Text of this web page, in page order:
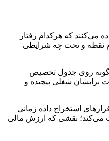
می‌کنند که هرکدام رفتار
نقطه و تحت چه شرایطی
چگونه روی جدول تخصیص
برایشان شغلی پیچیده و
استخراج داده زمانی
می‌کند؛ نقشی که ارزش مالی